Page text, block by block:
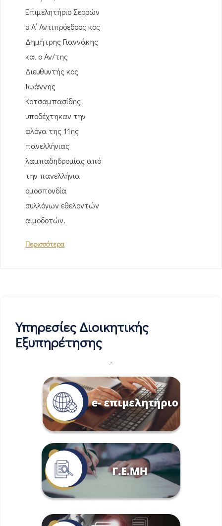
Επιμελητήριο Σερρών
ο Α’ Αντιπρόεδρος κος
Δημήτρης Γιαννάκης
και ο Αν/της
Διευθυντής κος
Ιωάννης
Κοτσαμπασίδης
υποδέχτηκαν την
φλόγα της 11ης
πανελλήνιας
λαμπαδηδρομίας από
την πανελλήνια
ομοσπονδία
συλλόγων εθελοντών
αιμοδοτών.
Περισσότερα
Υπηρεσίες Διοικητικής
Εξυπηρέτησης
-